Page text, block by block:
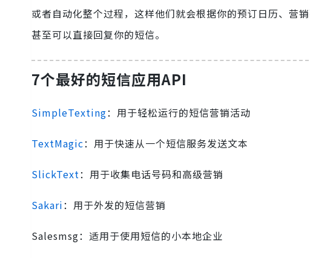
或者自动化整个过程，这样他们就会根据你的预订日历、营
甚至可以直接回复你的短信。
7个最好的短信应用API
SimpleTexting：用于轻松运行的短信营销活动
TextMagic：用于快速从一个短信服务发送文本
SlickText：用于收集电话号码和高级营销
Sakari：用于外发的短信营销
Salesmsg：适用于使用短信的小本地企业